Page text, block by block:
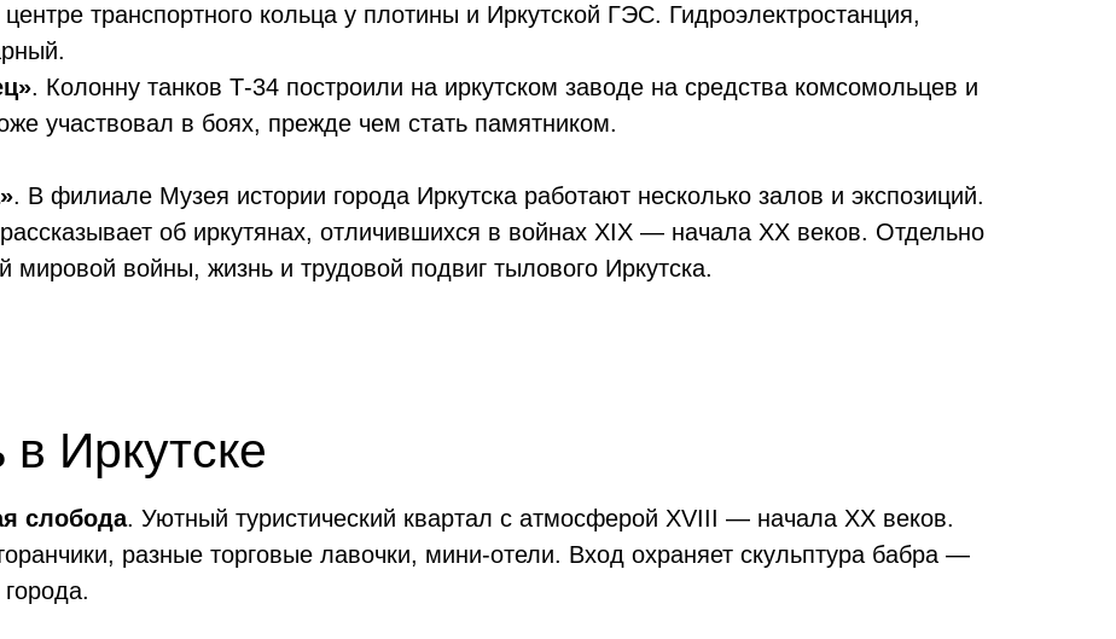
транспортного кольца у плотины и Иркутской ГЭС. Гидроэлектростанция,
. Колонну танков Т-34 построили на иркутском заводе на средства комсомольцев и
участвовал в боях, прежде чем стать памятником.
. В филиале Музея истории города Иркутска работают несколько залов и экспозиций.
об иркутянах, отличившихся в войнах XIX — начала ХХ веков. Отдельно
мировой войны, жизнь и трудовой подвиг тылового Иркутска.
Иркутске
слобода. Уютный туристический квартал с атмосферой XVIII — начала XX веков.
разные торговые лавочки, мини-отели. Вход охраняет скульптура бабра —